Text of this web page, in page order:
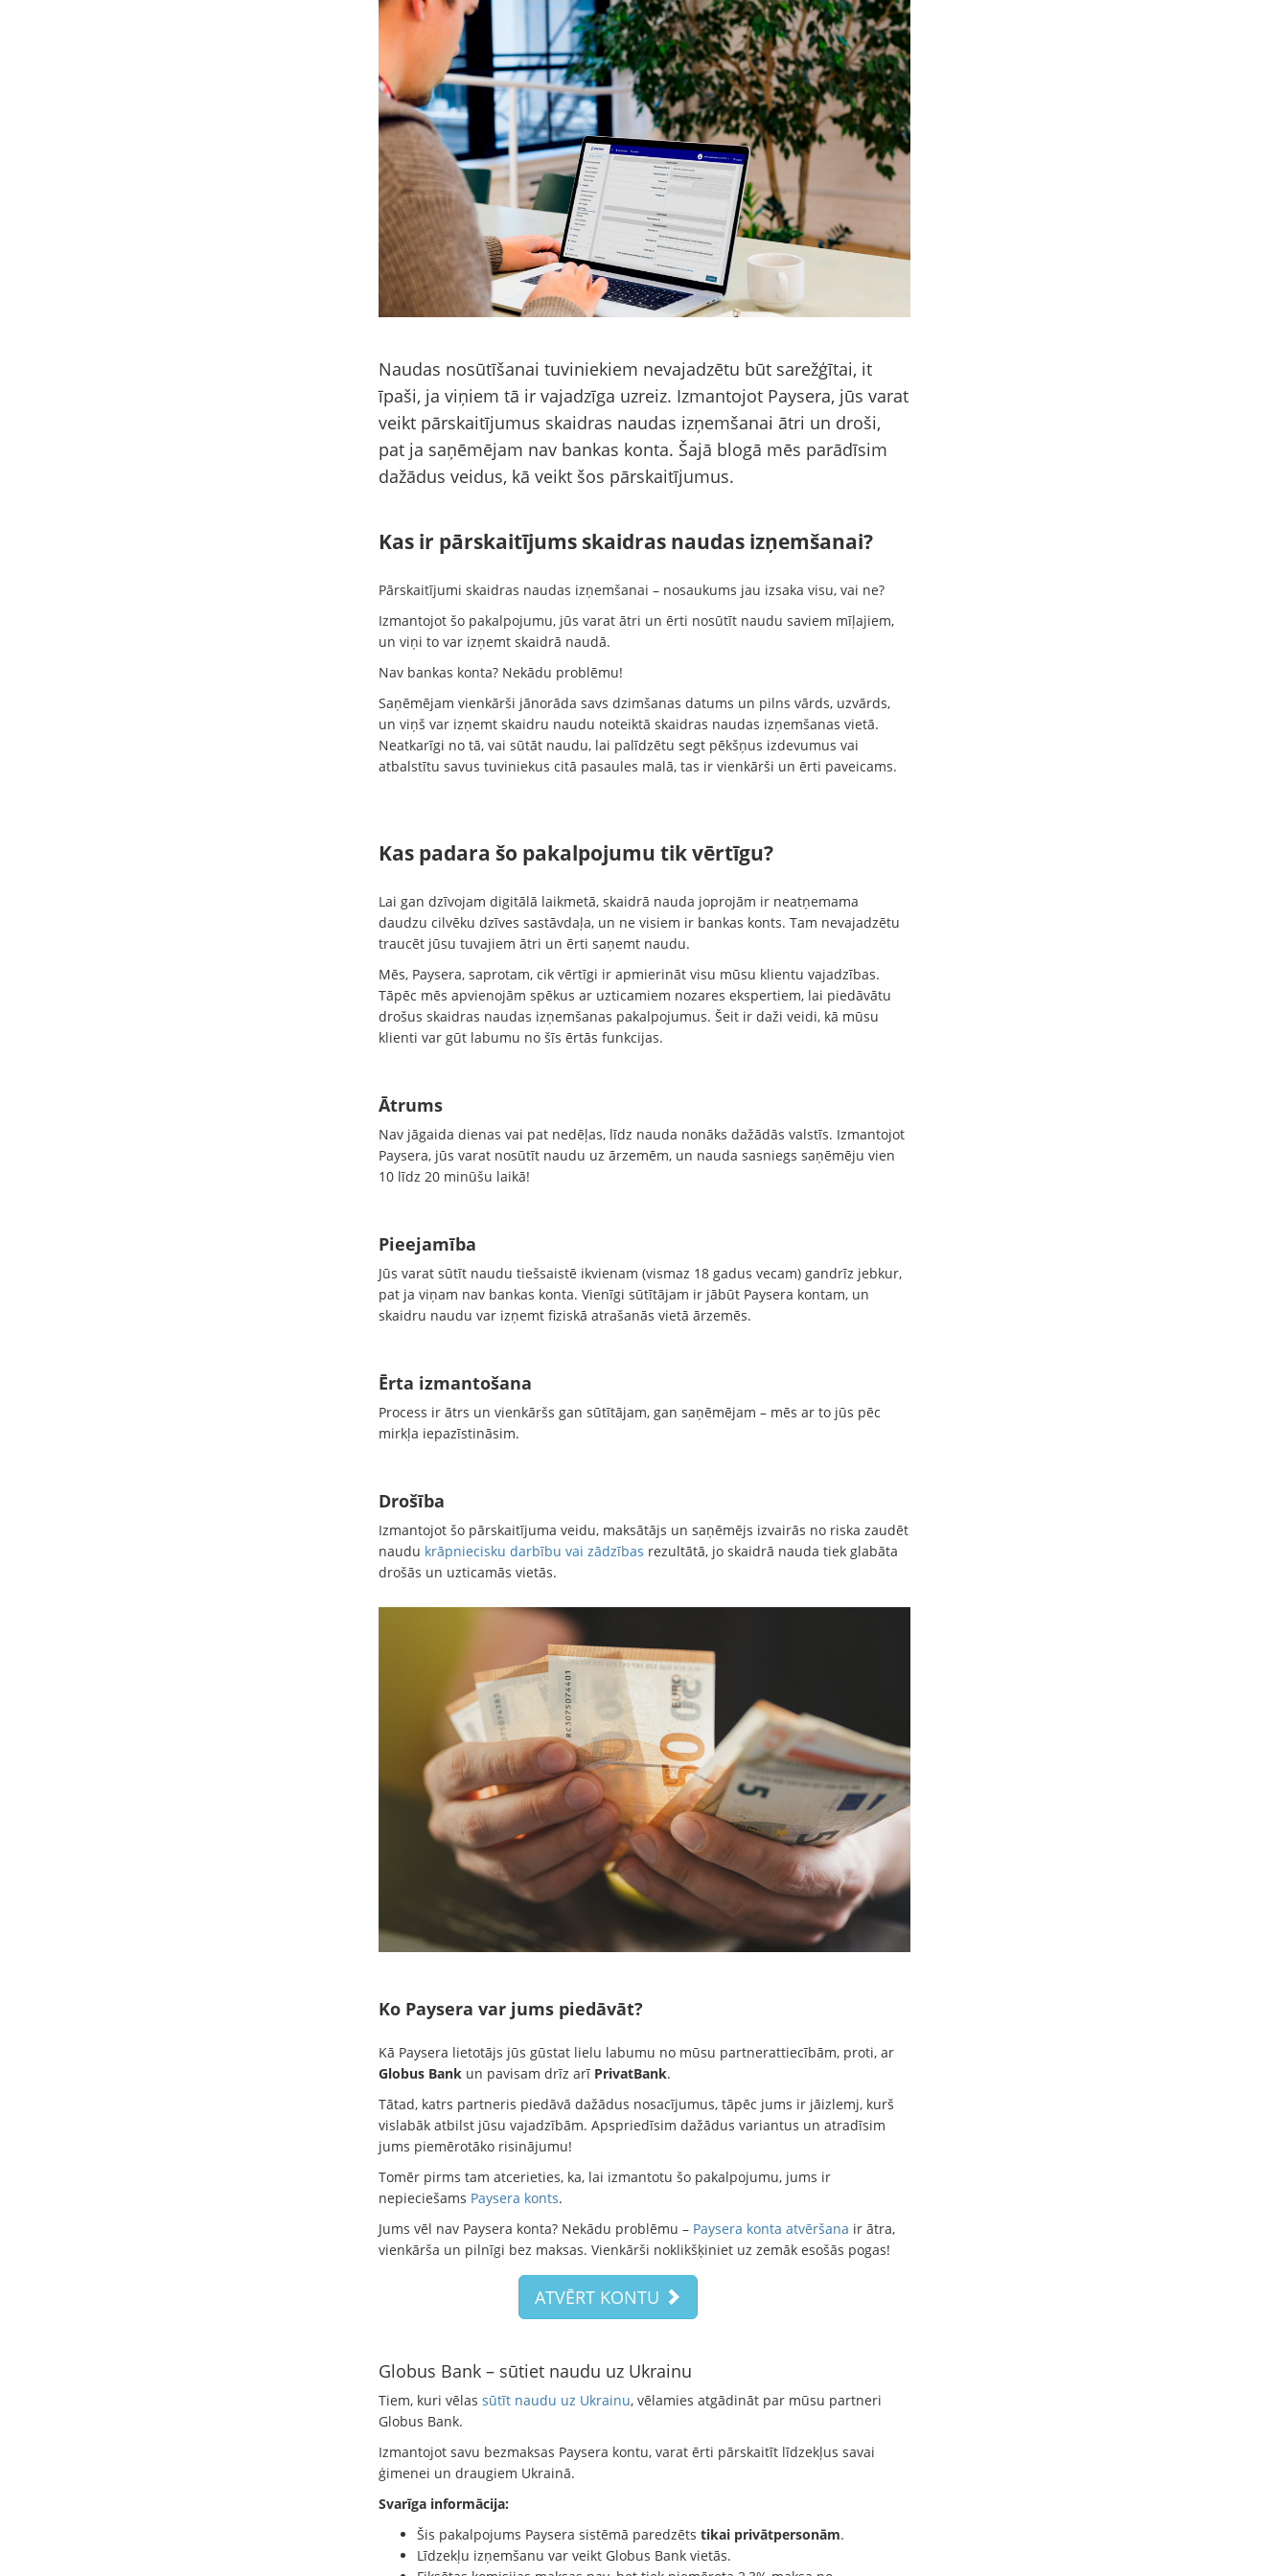
Naudas nosūtīšanai tuviniekiem nevajadzētu būt sarežģītai, it
īpaši, ja viņiem tā ir vajadzīga uzreiz. Izmantojot Paysera, jūs varat
veikt pārskaitījumus skaidras naudas izņemšanai ātri un droši,
pat ja saņēmējam nav bankas konta. Šajā blogā mēs parādīsim
dažādus veidus, kā veikt šos pārskaitījumus.
Kas ir pārskaitījums skaidras naudas izņemšanai?
Pārskaitījumi skaidras naudas izņemšanai – nosaukums jau izsaka visu, vai ne?
Izmantojot šo pakalpojumu, jūs varat ātri un ērti nosūtīt naudu saviem mīļajiem,
un viņi to var izņemt skaidrā naudā.
Nav bankas konta? Nekādu problēmu!
Saņēmējam vienkārši jānorāda savs dzimšanas datums un pilns vārds, uzvārds,
un viņš var izņemt skaidru naudu noteiktā skaidras naudas izņemšanas vietā.
Neatkarīgi no tā, vai sūtāt naudu, lai palīdzētu segt pēkšņus izdevumus vai
atbalstītu savus tuviniekus citā pasaules malā, tas ir vienkārši un ērti paveicams.
Kas padara šo pakalpojumu tik vērtīgu?
Lai gan dzīvojam digitālā laikmetā, skaidrā nauda joprojām ir neatņemama
daudzu cilvēku dzīves sastāvdaļa, un ne visiem ir bankas konts. Tam nevajadzētu
traucēt jūsu tuvajiem ātri un ērti saņemt naudu.
Mēs, Paysera, saprotam, cik vērtīgi ir apmierināt visu mūsu klientu vajadzības.
Tāpēc mēs apvienojām spēkus ar uzticamiem nozares ekspertiem, lai piedāvātu
drošus skaidras naudas izņemšanas pakalpojumus. Šeit ir daži veidi, kā mūsu
klienti var gūt labumu no šīs ērtās funkcijas.
Ātrums
Nav jāgaida dienas vai pat nedēļas, līdz nauda nonāks dažādās valstīs. Izmantojot
Paysera, jūs varat nosūtīt naudu uz ārzemēm, un nauda sasniegs saņēmēju vien
10 līdz 20 minūšu laikā!
Pieejamība
Jūs varat sūtīt naudu tiešsaistē ikvienam (vismaz 18 gadus vecam) gandrīz jebkur,
pat ja viņam nav bankas konta. Vienīgi sūtītājam ir jābūt Paysera kontam, un
skaidru naudu var izņemt fiziskā atrašanās vietā ārzemēs.
Ērta izmantošana
Process ir ātrs un vienkāršs gan sūtītājam, gan saņēmējam – mēs ar to jūs pēc
mirkļa iepazīstināsim.
Drošība
Izmantojot šo pārskaitījuma veidu, maksātājs un saņēmējs izvairās no riska zaudēt
naudu krāpniecisku darbību vai zādzības rezultātā, jo skaidrā nauda tiek glabāta
drošās un uzticamās vietās.
Ko Paysera var jums piedāvāt?
Kā Paysera lietotājs jūs gūstat lielu labumu no mūsu partnerattiecībām, proti, ar
Globus Bankun pavisam drīz arī PrivatBank.
Tātad, katrs partneris piedāvā dažādus nosacījumus, tāpēc jums ir jāizlemj, kurš
vislabāk atbilst jūsu vajadzībām. Apspriedīsim dažādus variantus un atradīsim
jums piemērotāko risinājumu!
Tomēr pirms tam atcerieties, ka, lai izmantotu šo pakalpojumu, jums ir
nepieciešams Paysera konts.
Jums vēl nav Paysera konta? Nekādu problēmu – Paysera konta atvēršana ir ātra,
vienkārša un pilnīgi bez maksas. Vienkārši noklikšķiniet uz zemāk esošās pogas!
ATVĒRT KONTU
Globus Bank – sūtiet naudu uz Ukrainu
Tiem, kuri vēlas sūtīt naudu uz Ukrainu, vēlamies atgādināt par mūsu partneri
Globus Bank.
Izmantojot savu bezmaksas Paysera kontu, varat ērti pārskaitīt līdzekļus savai
ģimenei un draugiem Ukrainā.
Svarīga informācija:
Šis pakalpojums Paysera sistēmā paredzēts tikai privātpersonām.
Līdzekļu izņemšanu var veikt Globus Bank vietās.